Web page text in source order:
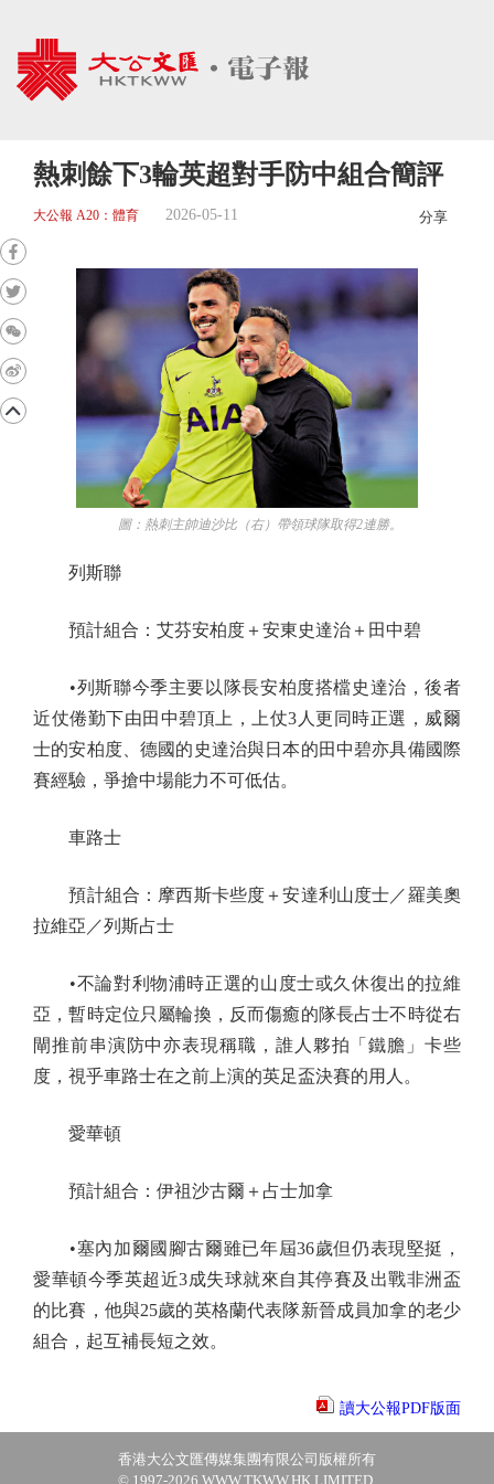
熱刺餘下3輪英超對手防中組合簡評
大公報 A20：體育 2026-05-11 分享
圖：熱刺主帥迪沙比（右）帶領球隊取得2連勝。
列斯聯
預計組合：艾芬安柏度＋安東史達治＋田中碧
•列斯聯今季主要以隊長安柏度搭檔史達治，後者
近仗倦勤下由田中碧頂上，上仗3人更同時正選，威爾
士的安柏度、德國的史達治與日本的田中碧亦具備國際
賽經驗，爭搶中場能力不可低估。
車路士
預計組合：摩西斯卡些度＋安達利山度士／羅美奧
拉維亞／列斯占士
•不論對利物浦時正選的山度士或久休復出的拉維
亞，暫時定位只屬輪換，反而傷癒的隊長占士不時從右
閘推前串演防中亦表現稱職，誰人夥拍「鐵膽」卡些
度，視乎車路士在之前上演的英足盃決賽的用人。
愛華頓
預計組合：伊祖沙古爾＋占士加拿
•塞內加爾國腳古爾雖已年屆36歲但仍表現堅挺，
愛華頓今季英超近3成失球就來自其停賽及出戰非洲盃
的比賽，他與25歲的英格蘭代表隊新晉成員加拿的老少
組合，起互補長短之效。
讀大公報PDF版面
香港大公文匯傳媒集團有限公司版權所有
© 1997-2026 WWW.TKWW.HK LIMITED.